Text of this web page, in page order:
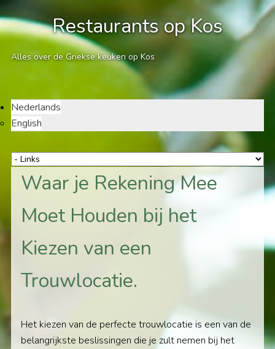
Restaurants op Kos
Alles over de Griekse keuken op Kos
Nederlands
English
Waar je Rekening Mee
Moet Houden bij het
Kiezen van een
Trouwlocatie.
Het kiezen van de perfecte trouwlocatie is een van de
belangrijkste beslissingen die je zult nemen bij het